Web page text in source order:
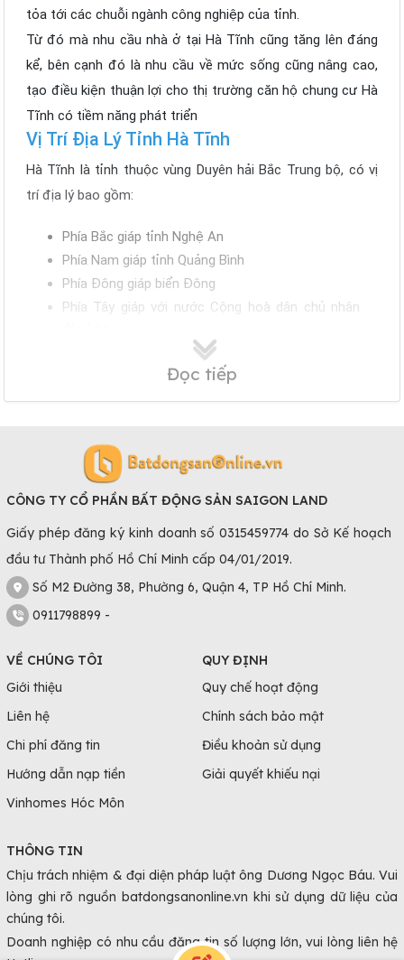
tỏa tới các chuỗi ngành công nghiệp của tỉnh.
Từ đó mà nhu cầu nhà ở tại Hà Tĩnh cũng tăng lên đáng
kể, bên cạnh đó là nhu cầu về mức sống cũng nâng cao,
tạo điều kiện thuận lợi cho thị trường căn hộ chung cư Hà
Tĩnh có tiềm năng phát triển
Vị Trí Địa Lý Tỉnh Hà Tĩnh
Hà Tĩnh là tỉnh thuộc vùng Duyên hải Bắc Trung bộ, có vị
trí địa lý bao gồm:
Phía Bắc giáp tỉnh Nghệ An
Phía Nam giáp tỉnh Quảng Bình
Phía Đông giáp biển Đông
Phía Tây giáp với nước Cộng hoà dân chủ nhân
Giá Bán Căn Hộ Chung Cư Hà Tĩnh
Tùy vào các tiện ích, diện tích, vị trí,... mà giá chung cư Hà
Căn hộ chung cư Hà Tĩnh dưới 1 tỷ
Căn hộ chung cư Hà Tĩnh giá 2 - 4 tỷ
Những Lưu Ý Khi Mua Căn Hộ Chung Cư Hà
Tĩnh
Xác định vị trí mua chung cư Hà Tĩnh
nó sẽ ảnh hưởng đến việc di chuyển của người ở từ nhà
đến các địa điểm khác như nơi làm việc, trường học, chợ,
… Việc chọn vị trí gần sẽ giúp cho việc di chuyển thuận
tiện, tiết kiệm thời gian.
khi quyết định mua, bao gồm:
Giấy phép kinh doanh của chủ đầu tư
Giấy chứng nhận quyền sử dụng đất hoặc Quyết
định cấp đất, cho thuê đất cho chủ dự án
Giấy phép xây dựng
Đọc tiếp
CÔNG TY CỔ PHẦN BẤT ĐỘNG SẢN SAIGON LAND
Giấy phép đăng ký kinh doanh số 0315459774 do Sở Kế hoạch
đầu tư Thành phố Hồ Chí Minh cấp 04/01/2019.
Số M2 Đường 38, Phường 6, Quận 4, TP Hồ Chí Minh.
0911798899 -
VỀ CHÚNG TÔI
Giới thiệu
Liên hệ
Chi phí đăng tin
Hướng dẫn nạp tiền
Vinhomes Hóc Môn
QUY ĐỊNH
Quy chế hoạt động
Chính sách bảo mật
Điều khoản sử dụng
Giải quyết khiếu nại
THÔNG TIN
Chịu trách nhiệm & đại diện pháp luật ông Dương Ngọc Báu. Vui
lòng ghi rõ nguồn batdongsanonline.vn khi sử dụng dữ liệu của
chúng tôi.
Doanh nghiệp có nhu cầu đăng tin số lượng lớn, vui lòng liên hệ